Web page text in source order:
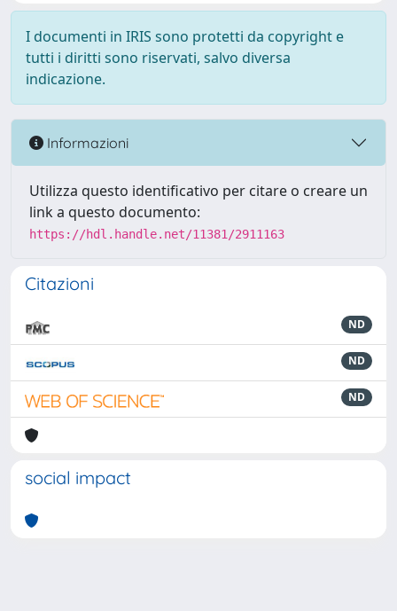
I documenti in IRIS sono protetti da copyright e
tutti i diritti sono riservati, salvo diversa
indicazione.
Informazioni
Utilizza questo identificativo per citare o creare un
link a questo documento:
https://hdl.handle.net/11381/2911163
Citazioni
ND
ND
ND
social impact